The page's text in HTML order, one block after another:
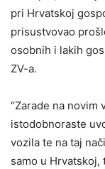
pri Hrvatskoj
prisustvovao
osobnih i lakih
ZV-a.
“Zarade na novim
istodobnoraste
vozila te na taj
samo u Hrvatskoj,